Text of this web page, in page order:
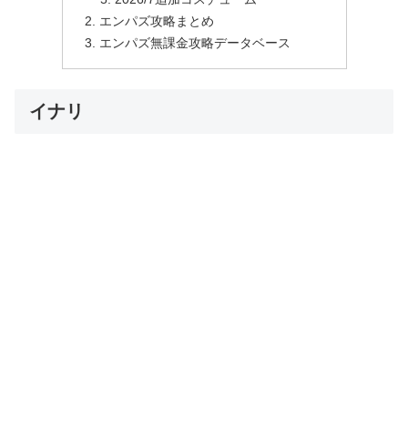
エンパズ攻略まとめ
エンパズ無課金攻略データベース
イナリ